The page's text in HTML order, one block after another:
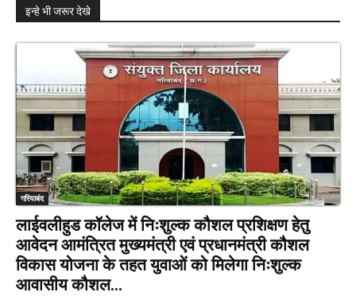
इन्हे भी जरूर देखे
गरियाबंद
लाईवलीहुड कॉलेज में निःशुल्क कौशल प्रशिक्षण हेतु
आवेदन आमंत्रित मुख्यमंत्री एवं प्रधानमंत्री कौशल
विकास योजना के तहत युवाओं को मिलेगा निःशुल्क
आवासीय कौशल...